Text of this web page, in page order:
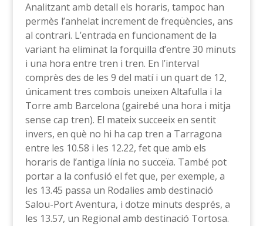
Analitzant amb detall els horaris, tampoc han
permès l’anhelat increment de freqüències, ans
al contrari. L’entrada en funcionament de la
variant ha eliminat la forquilla d’entre 30 minuts
i una hora entre tren i tren. En l’interval
comprès des de les 9 del matí i un quart de 12,
únicament tres combois uneixen Altafulla i la
Torre amb Barcelona (gairebé una hora i mitja
sense cap tren). El mateix succeeix en sentit
invers, en què no hi ha cap tren a Tarragona
entre les 10.58 i les 12.22, fet que amb els
horaris de l’antiga línia no succeïa. També pot
portar a la confusió el fet que, per exemple, a
les 13.45 passa un Rodalies amb destinació
Salou-Port Aventura, i dotze minuts després, a
les 13.57, un Regional amb destinació Tortosa.